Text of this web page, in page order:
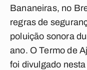
Bananeiras, no
regras de
poluição sonora
ano. O Termo de
foi divulgado